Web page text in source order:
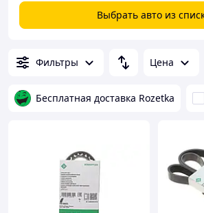
Выбрать авто из
Фильтры Цена
Бесплатная доставка Rozetka